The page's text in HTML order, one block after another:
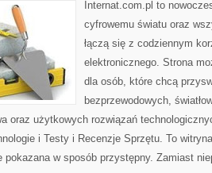
Internat.com.pl to
cyfrowemu światu oraz
łączą się z codziennym
elektronicznego. Strona
dla osób, które chcą
bezprzewodowych,
oraz użytkowych rozwiązań
i Testy i Recenzje Sprzętu. To
pokazana w sposób przystępny. Zamiast